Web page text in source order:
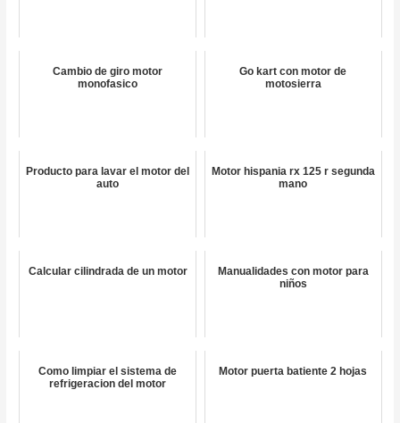
Cambio de giro motor
monofasico
Go kart con motor de
motosierra
Producto para lavar el motor del
auto
Motor hispania rx 125 r segunda
mano
Calcular cilindrada de un motor
Manualidades con motor para
niños
Como limpiar el sistema de
refrigeracion del motor
Motor puerta batiente 2 hojas